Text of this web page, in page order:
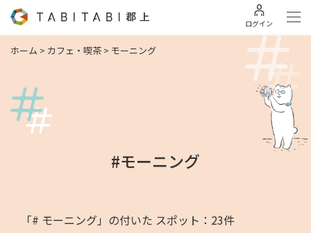
ログイン
ホーム > カフェ・喫茶 > モーニング
#モーニング
「# モーニング」の付いた スポット：23件